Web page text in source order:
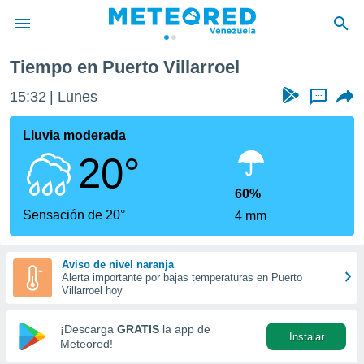
de
ha
para
que se
calidad.
a este
las
y
forma
digital
basada
Tiempo en Puerto Villarroel
15:32 Lunes ...
Lluvia moderada
20°
Sensación de 20°
60%
4 mm
Aviso de nivel naranja
Alerta importante por bajas temperaturas en Puerto
Villarroel hoy
¡Descarga GRATIS la app de
Meteored!
Instalar